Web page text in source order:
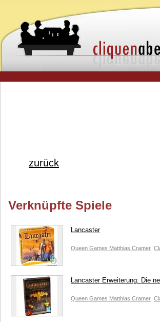
zurück
Verknüpfte Spiele
Lancaster
Queen Games Matthias Cramer
Lancaster Erweiterung: Die
Queen Games Matthias Cramer